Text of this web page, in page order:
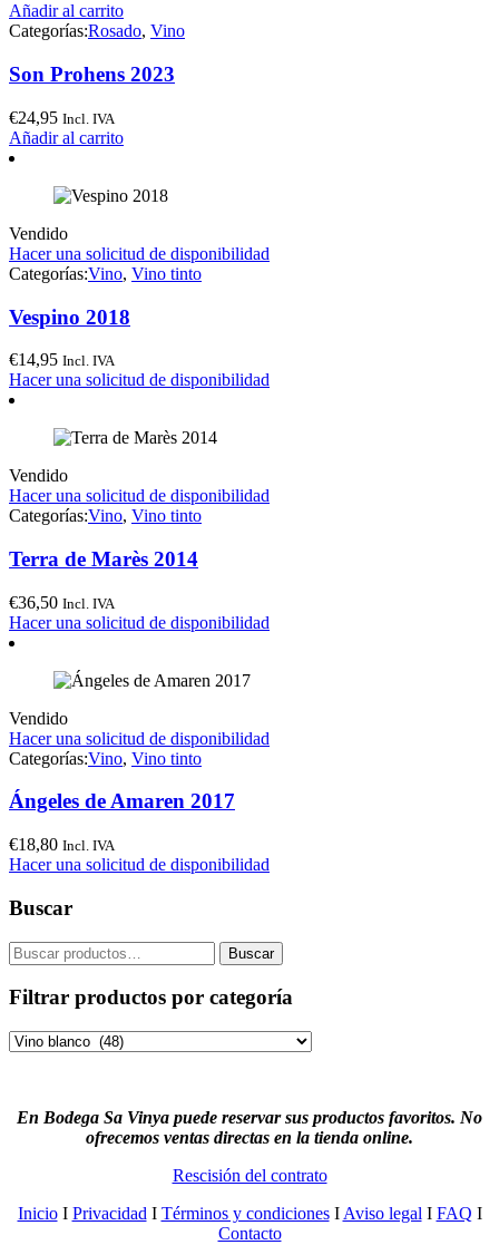
Añadir al carrito
Categorías:Rosado, Vino
Son Prohens 2023
€24,95 Incl. IVA
Añadir al carrito
Vendido
Hacer una solicitud de disponibilidad
Categorías:Vino, Vino tinto
Vespino 2018
€14,95 Incl. IVA
Hacer una solicitud de disponibilidad
Vendido
Hacer una solicitud de disponibilidad
Categorías:Vino, Vino tinto
Terra de Marès 2014
€36,50 Incl. IVA
Hacer una solicitud de disponibilidad
Vendido
Hacer una solicitud de disponibilidad
Categorías:Vino, Vino tinto
Ángeles de Amaren 2017
€18,80 Incl. IVA
Hacer una solicitud de disponibilidad
Buscar
Buscar
por:
Buscar
Filtrar productos por categoría
En Bodega Sa Vinya puede reservar sus productos favoritos. No
ofrecemos ventas directas en la tienda online.
Rescisión del contrato
InicioI Privacidad I Términos y condicionesI Aviso legal I FAQ I
Contacto